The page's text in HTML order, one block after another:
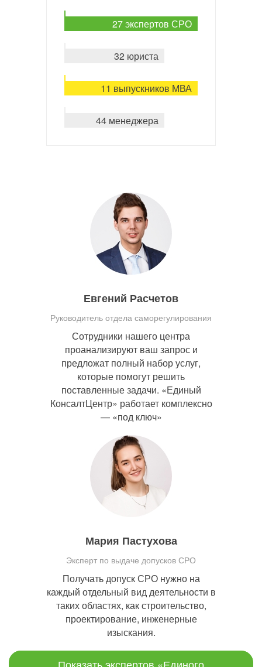
27 экспертов СРО
32 юриста
11 выпускников МВА
44 менеджера
Евгений Расчетов
Руководитель отдела саморегулирования
Сотрудники нашего центра
проанализируют ваш запрос и
предложат полный набор услуг,
которые помогут решить
поставленные задачи. «Единый
КонсалтЦентр» работает комплексно
— «под ключ»
Мария Пастухова
Эксперт по выдаче допусков СРО
Получать допуск СРО нужно на
каждый отдельный вид деятельности в
таких областях, как строительство,
проектирование, инженерные
изыскания.